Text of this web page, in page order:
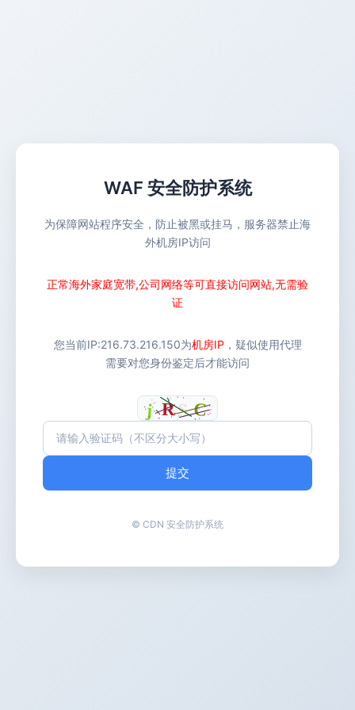
WAF 安全防护系统
为保障网站程序安全，防止被黑或挂马，服务器禁止海
外机房IP访问
正常海外家庭宽带,公司网络等可直接访问网站,无需验
证
您当前IP:216.73.216.150为机房IP ，疑似使用代理
需要对您身份鉴定后才能访问
提交
© CDN 安全防护系统